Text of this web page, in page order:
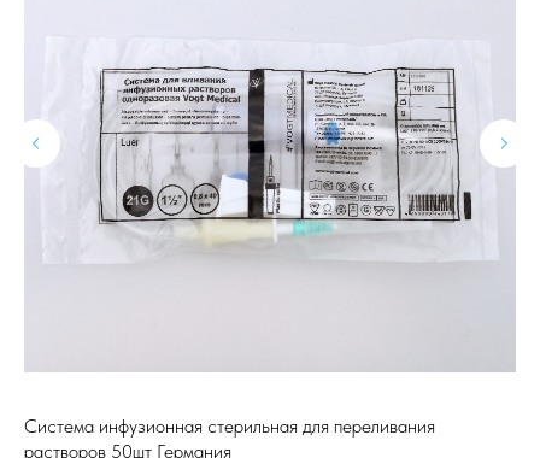
Система инфузионная стерильная для переливания
растворов 50шт Германия